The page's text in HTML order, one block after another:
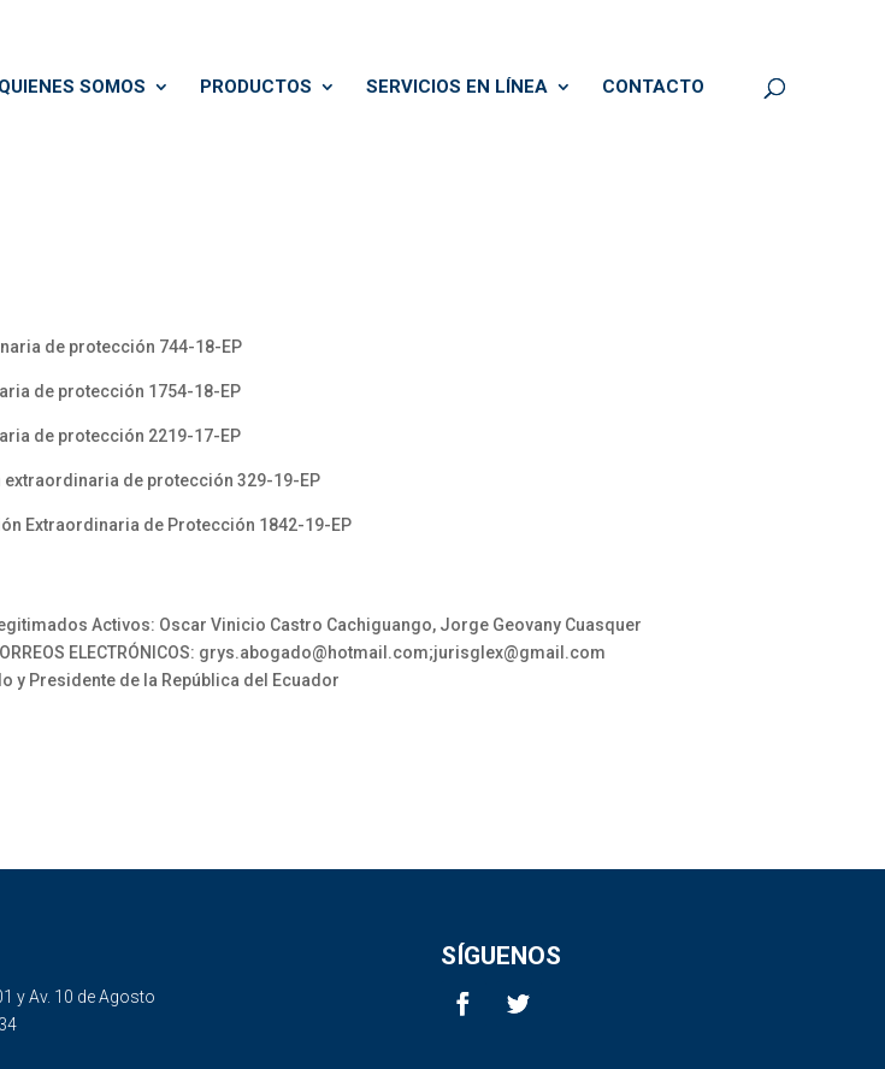
QUIENES SOMOS PRODUCTOS SERVICIOS EN LÍNEA CONTACTO
de protección 744-18-EP
de protección 1754-18-EP
de protección 2219-17-EP
extraordinaria de protección 329-19-EP
Extraordinaria de Protección 1842-19-EP
Activos: Oscar Vinicio Castro Cachiguango, Jorge Geovany Cuasquer
ELECTRÓNICOS: grys.abogado@hotmail.com;jurisglex@gmail.com
y Presidente de la República del Ecuador
y Av. 10 de Agosto
SÍGUENOS